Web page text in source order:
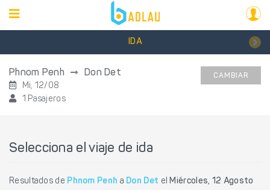
IDA
Phnom Penh Don Det
Mi, 12/08
1 Pasajeros
CAMBIAR
Selecciona el viaje de ida
Resultados de Phnom Penh a Don Det elMiércoles, 12 Agosto